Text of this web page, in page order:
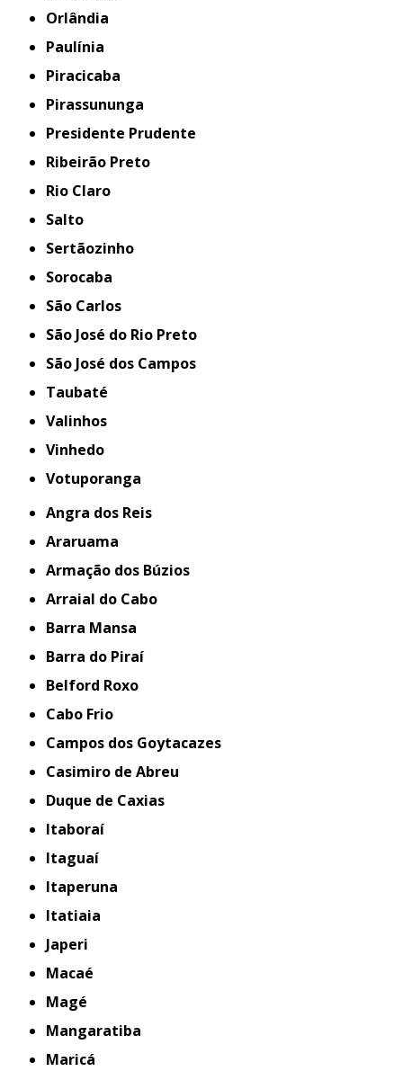
Orlândia
Paulínia
Piracicaba
Pirassununga
Presidente Prudente
Ribeirão Preto
Rio Claro
Salto
Sertãozinho
Sorocaba
São Carlos
São José do Rio Preto
São José dos Campos
Taubaté
Valinhos
Vinhedo
Votuporanga
Angra dos Reis
Araruama
Armação dos Búzios
Arraial do Cabo
Barra Mansa
Barra do Piraí
Belford Roxo
Cabo Frio
Campos dos Goytacazes
Casimiro de Abreu
Duque de Caxias
Itaboraí
Itaguaí
Itaperuna
Itatiaia
Japeri
Macaé
Magé
Mangaratiba
Maricá